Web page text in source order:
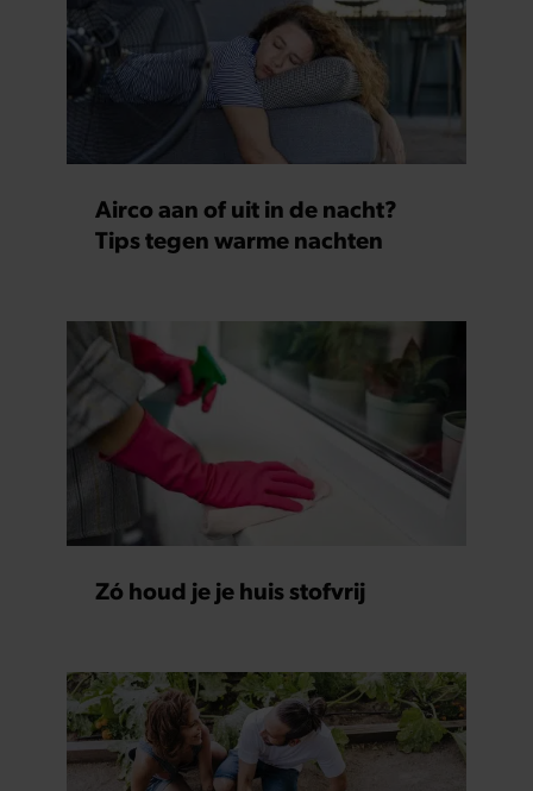
informatie die u aan ze heeft verstrekt of die ze hebben
verzameld op basis van uw gebruik van hun services. U
gaat akkoord met onze cookies als u onze website blijft
Airco aan of uit in de nacht?
Tips tegen warme nachten
Zó houd je je huis stofvrij